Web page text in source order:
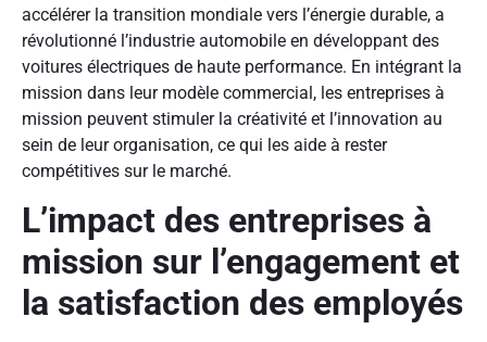
accélérer la transition mondiale vers l’énergie durable, a
révolutionné l’industrie automobile en développant des
voitures électriques de haute performance. En intégrant la
mission dans leur modèle commercial, les entreprises à
mission peuvent stimuler la créativité et l’innovation au
sein de leur organisation, ce qui les aide à rester
compétitives sur le marché.
L’impact des entreprises à
mission sur l’engagement et
la satisfaction des employés